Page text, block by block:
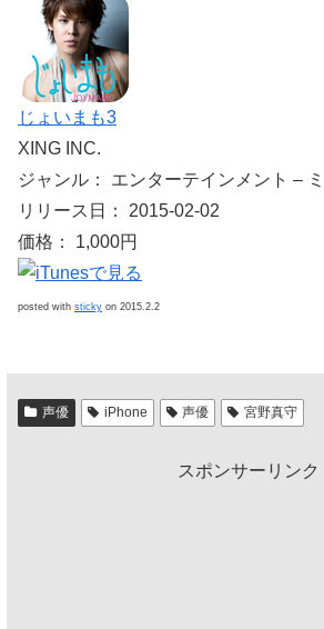
じょいまも3
XING INC.
ジャンル： エンターテインメント –
リリース日： 2015-02-02
価格： 1,000円
posted with sticky on 2015.2.2
声優 iPhone 声優 宮野真守
スポンサーリンク